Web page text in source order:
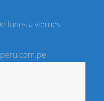
lunes a viernes